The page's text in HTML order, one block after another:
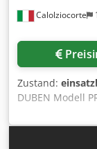
Calolziocorte
Zustand:
DUBEN Modell
E - CNC Typ: